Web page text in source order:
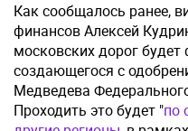
Как сообщалось ранее,
финансов Алексей
московских дорог
создающегося с
Медведева
Проходить это будет "по